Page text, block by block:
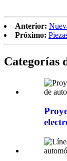
Anterior:
Próximo:
Categorías